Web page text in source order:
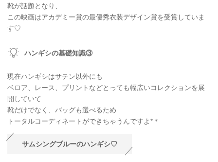
靴が話題となり、
この映画はアカデミー賞の最優秀衣装デザイン賞を受賞していま
す♡
ハンギシの基礎知識③
現在ハンギシはサテン以外にも
ベロア、レース、プリントなどとっても幅広いコレクションを展
開していて
靴だけでなく、バッグも選べるため
トータルコーディネートができちゃうんですよ*＊
サムシングブルーのハンギシ♡